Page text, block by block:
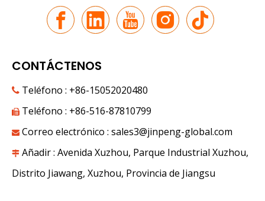
El nuevo viaje por la Ruta de la Seda | JP Group debuta en la novena Expo China-Eurasia
Bajo las montañas Tianshan, en junio, las frutas dulces
CONTÁCTENOS
 Teléfono : +86-15052020480
 Teléfono : +86-516-87810799
 Correo electrónico : sales3@jinpeng-global.com
 Añadir : Avenida Xuzhou, Parque Industrial Xuzhou,
Distrito Jiawang, Xuzhou, Provincia de Jiangsu